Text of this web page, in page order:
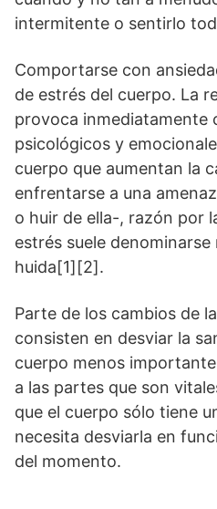
intermitente o sentirlo
Comportarse con
de estrés del cuerpo. La
provoca inmediatamente
psicológicos y
cuerpo que aumentan la
enfrentarse a una
o huir de ella-, razón por
estrés suele
huida[1][2].
Parte de los cambios de
consisten en desviar la
cuerpo menos
a las partes que son
que el cuerpo sólo tiene
necesita desviarla en
del momento.